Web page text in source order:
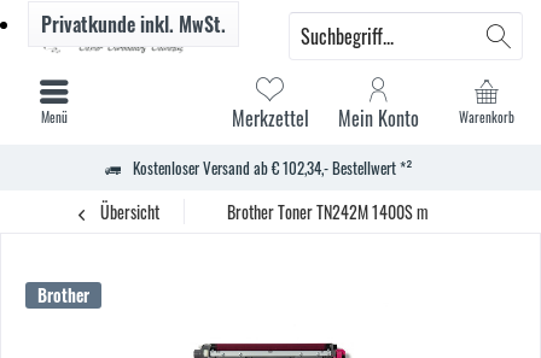
Kostenloser Versand ab € 102,34,- Bestellwert *²
Warenkorb
Merkzettel Mein Konto
Privatkundeinkl. MwSt.
Menü
Übersicht Brother Toner TN242M 1400S m
Brother